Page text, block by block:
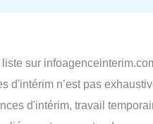
liste sur
d'intérim n’est pas
d'intérim, travail